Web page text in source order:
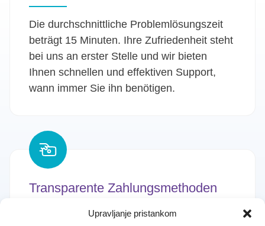
Upravljanje pristankom
Die durchschnittliche Problemlösungszeit
beträgt 15 Minuten. Ihre Zufriedenheit steht
bei uns an erster Stelle und wir bieten
Ihnen schnellen und effektiven Support,
wann immer Sie ihn benötigen.
Transparente Zahlungsmethoden
Wir bieten ausschließlich faire